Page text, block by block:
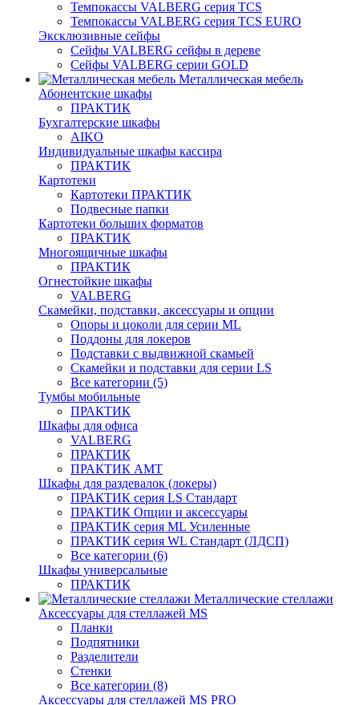
Темпокассы VALBERG серия TCS
Темпокассы VALBERG серия TCS EURO
Эксклюзивные сейфы
Сейфы VALBERG сейфы в дереве
Сейфы VALBERG серии GOLD
Металлическая мебель
Абонентские шкафы
ПРАКТИК
Бухгалтерские шкафы
AIKO
Индивидуальные шкафы кассира
ПРАКТИК
Картотеки
Картотеки ПРАКТИК
Подвесные папки
Картотеки больших форматов
ПРАКТИК
Многоящичные шкафы
ПРАКТИК
Огнестойкие шкафы
VALBERG
Скамейки, подставки, аксессуары и опции
Опоры и цоколи для серии ML
Поддоны для локеров
Подставки с выдвижной скамьей
Скамейки и подставки для серии LS
Все категории (5)
Тумбы мобильные
ПРАКТИК
Шкафы для офиса
VALBERG
ПРАКТИК
ПРАКТИК AMT
Шкафы для раздевалок (локеры)
ПРАКТИК cерия LS Стандарт
ПРАКТИК Опции и аксессуары
ПРАКТИК серия ML Усиленные
ПРАКТИК серия WL Стандарт (ЛДСП)
Все категории (6)
Шкафы универсальные
ПРАКТИК
Металлические стеллажи
Аксессуары для стеллажей MS
Планки
Подпятники
Разделители
Стенки
Все категории (8)
Аксессуары для стеллажей MS PRO